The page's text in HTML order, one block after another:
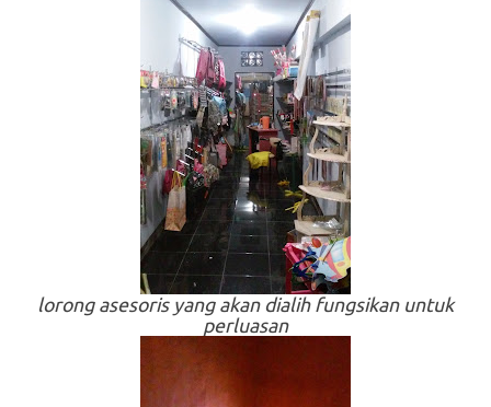
lorong asesoris yang akan dialih fungsikan untuk
perluasan